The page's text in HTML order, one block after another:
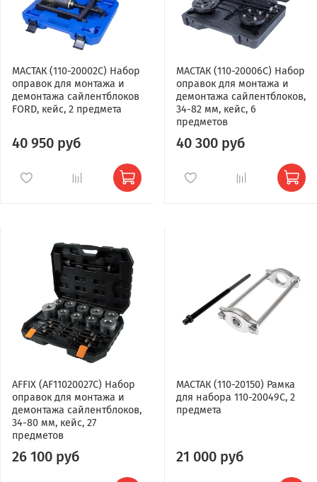
МАСТАК (110-20002C) Набор
оправок для монтажа и
демонтажа сайлентблоков
FORD, кейс, 2 предмета
40 950 руб
МАСТАК (110-20006C) Набор
оправок для монтажа и
демонтажа сайлентблоков,
34-82 мм, кейс, 6
предметов
40 300 руб
AFFIX (AF11020027C) Набор
оправок для монтажа и
демонтажа сайлентблоков,
34-80 мм, кейс, 27
предметов
26 100 руб
МАСТАК (110-20150) Рамка
для набора 110-20049C, 2
предмета
21 000 руб